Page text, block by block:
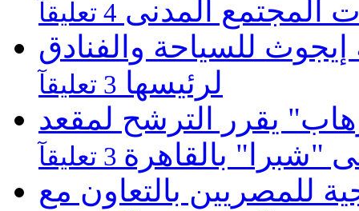
المجتمع المدنى 4 تعليقآ
للسياحة والفنادق
لرئيسها 3 تعليقآ
يقرر الترشح لمقعد
"شبرا" بالقاهرة
للمصريين بالتعاون مع